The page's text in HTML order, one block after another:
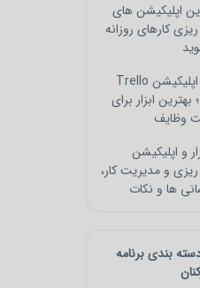
اپلیکیشن های
ریزی کارهای روزانه
دانلود اپلیکیشن Trello
بهترین ابزار برای
وظایف
و اپلیکیشن
ریزی و مدیریت کار،
ها و نکات
بندی برنامه